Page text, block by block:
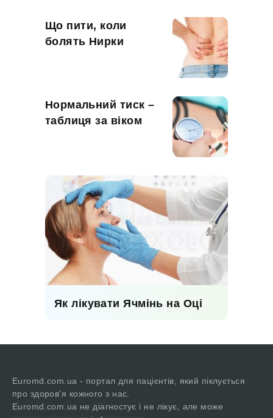
Що пити, коли
болять Нирки
Нормальний тиск –
таблиця за віком
Як лікувати Ячмінь на Оці
Euromd.com.ua - портал для пацієнтів, який піклується
про здоров'я кожного з нас.
Euromd.com.ua не діагностує і не лікує, але може